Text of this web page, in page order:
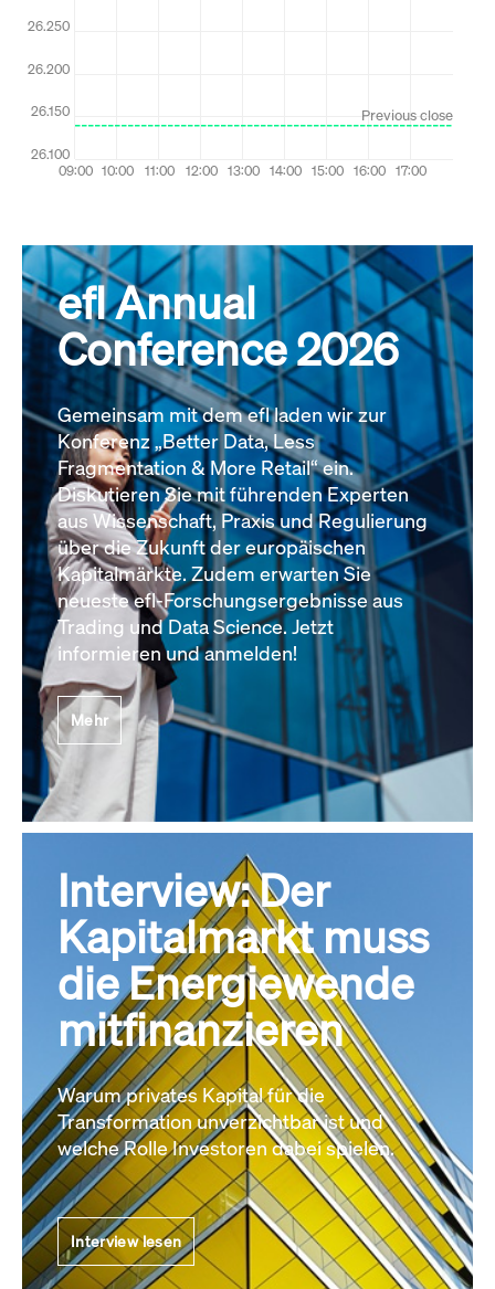
efl Annual
Conference 2026
Gemeinsam mit dem efl laden wir zur
Konferenz „Better Data, Less
Fragmentation & More Retail“ ein.
Diskutieren Sie mit führenden Experten
aus Wissenschaft, Praxis und Regulierung
über die Zukunft der europäischen
Kapitalmärkte. Zudem erwarten Sie
neueste efl-Forschungsergebnisse aus
Trading und Data Science. Jetzt
informieren und anmelden!
Mehr
Interview: Der
Kapitalmarkt muss
die Energiewende
mitfinanzieren
Warum privates Kapital für die
Transformation unverzichtbar ist und
welche Rolle Investoren dabei spielen.
Interview lesen